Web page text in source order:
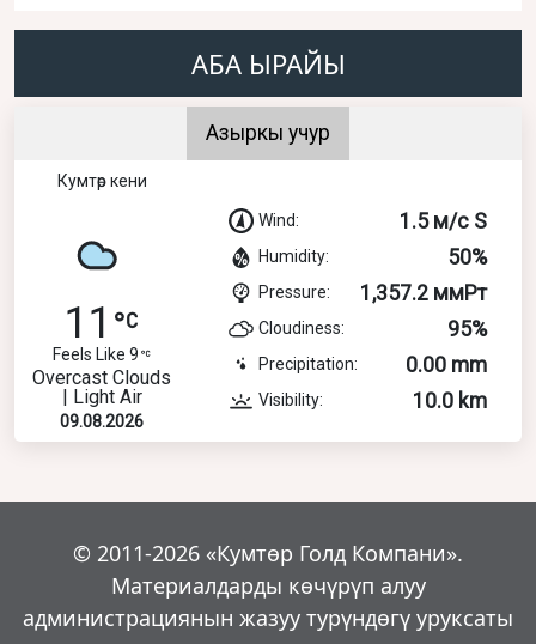
АБА ЫРАЙЫ
Азыркы учур
Кумтөр кени
11
Feels Like 9
Overcast Clouds
| Light Air
09.08.2026
Wind: 1.5 м/с S
Humidity: 50%
Pressure: 1,357.2 ммРт
Cloudiness: 95%
Precipitation: 0.00 mm
Visibility: 10.0 km
© 2011-2026 «Кумтөр Голд Компани».
Материалдарды көчүрүп алуу
администрациянын жазуу турүндөгү уруксаты